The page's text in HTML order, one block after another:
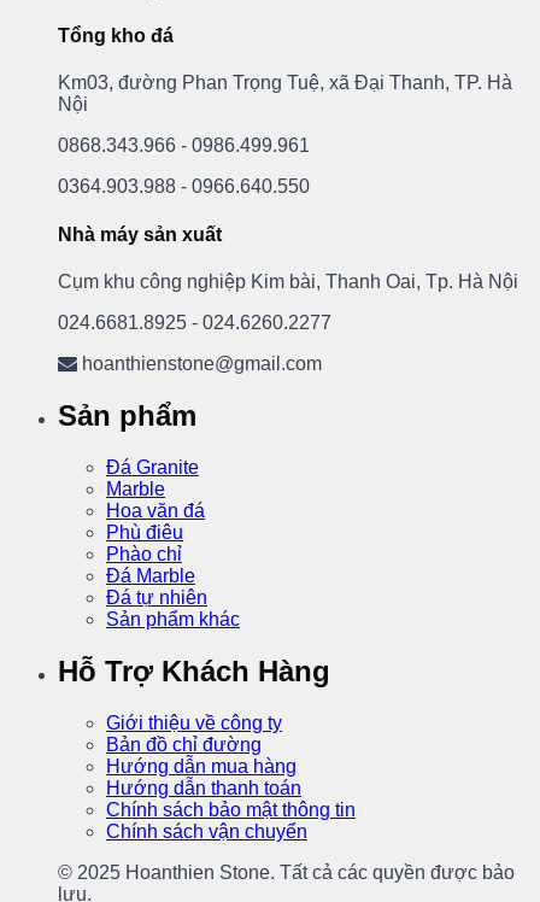
Tổng kho đá
Km03, đường Phan Trọng Tuệ, xã Đại Thanh, TP. Hà
Nội
0868.343.966 - 0986.499.961
0364.903.988 - 0966.640.550
Nhà máy sản xuất
Cụm khu công nghiệp Kim bài, Thanh Oai, Tp. Hà Nội
024.6681.8925 - 024.6260.2277
hoanthienstone@gmail.com
Sản phẩm
Đá Granite
Marble
Hoa văn đá
Phù điêu
Phào chỉ
Đá Marble
Đá tự nhiên
Sản phẩm khác
Hỗ Trợ Khách Hàng
Giới thiệu về công ty
Bản đồ chỉ đường
Hướng dẫn mua hàng
Hướng dẫn thanh toán
Chính sách bảo mật thông tin
Chính sách vận chuyển
© 2025 Hoanthien Stone. Tất cả các quyền được bảo
lưu.